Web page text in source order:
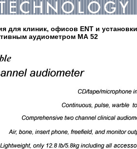
для клиник, офисов ENT и установки
аудиометром МА 52